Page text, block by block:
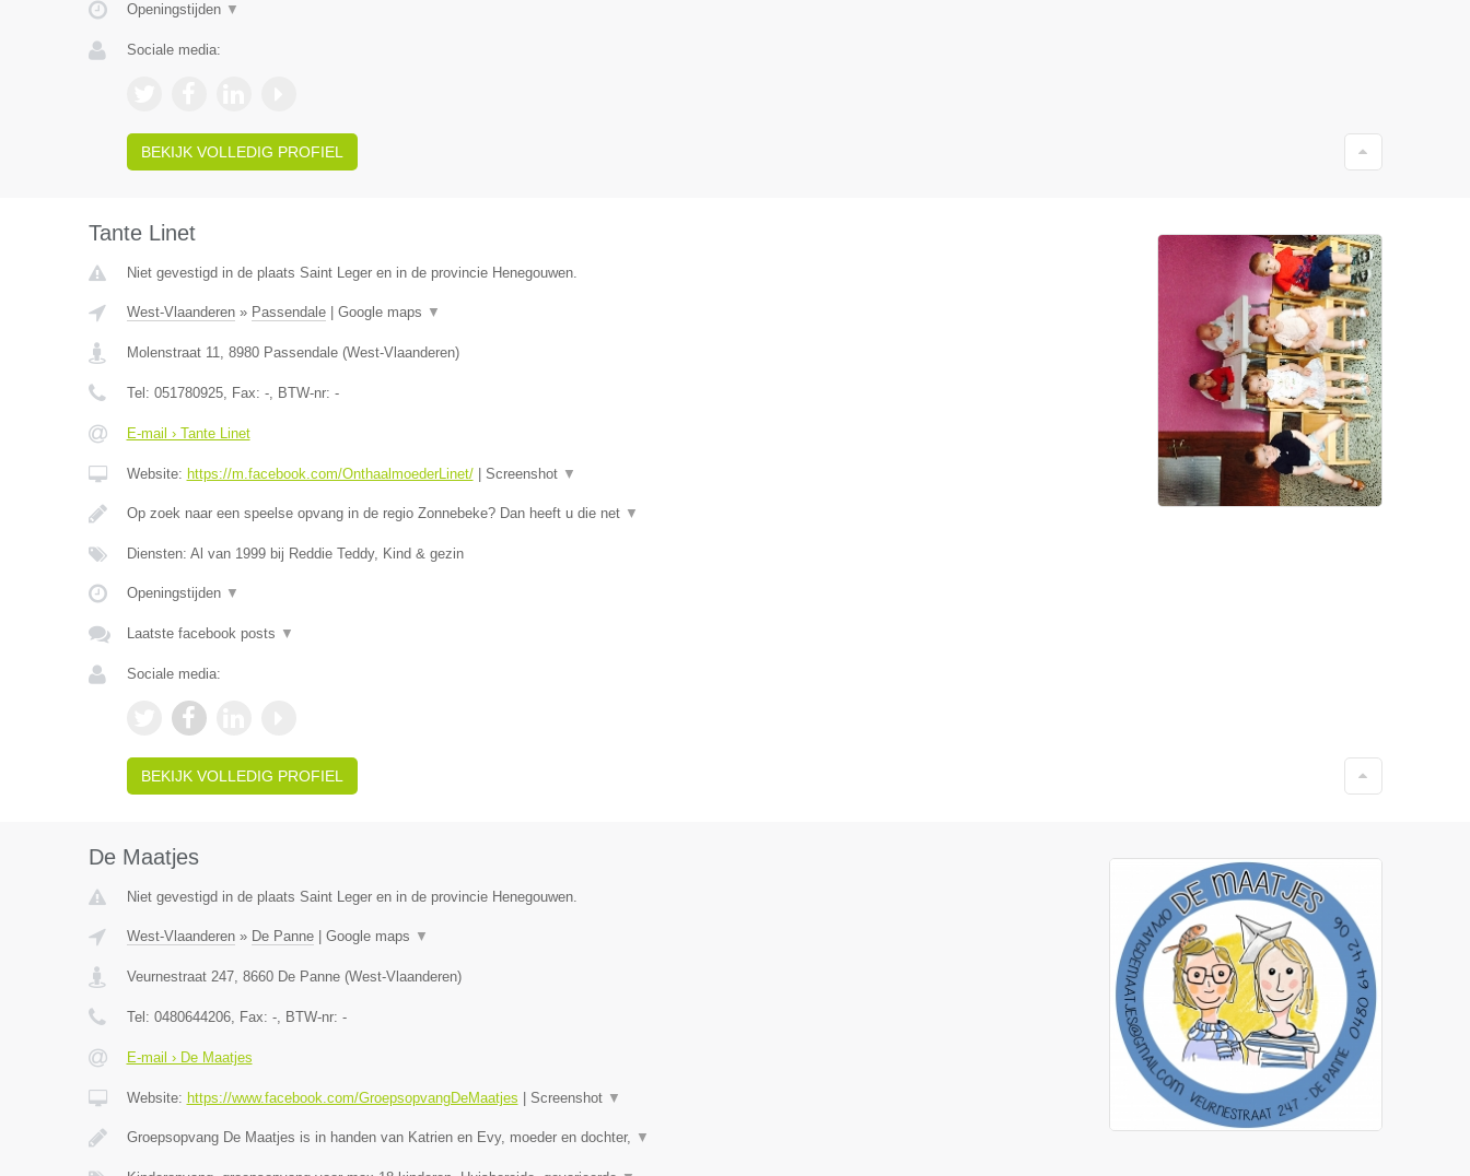
Openingstijden ▼
Sociale media:
BEKIJK VOLLEDIG PROFIEL
Tante Linet
Niet gevestigd in de plaats Saint Leger en in de provincie Henegouwen.
West-Vlaanderen» Passendale| Google maps ▼
Molenstraat 11, 8980 Passendale(West-Vlaanderen)
Tel: 051780925, Fax: -, BTW-nr: -
E-mail › Tante Linet
Website: https://m.facebook.com/OnthaalmoederLinet/| Screenshot ▼
Op zoek naar een speelse opvang in de regio Zonnebeke? Dan heeft u die net ▼
Diensten: Al van 1999 bij Reddie Teddy, Kind & gezin
Openingstijden ▼
Laatste facebook posts ▼
Sociale media:
BEKIJK VOLLEDIG PROFIEL
De Maatjes
Niet gevestigd in de plaats Saint Leger en in de provincie Henegouwen.
West-Vlaanderen» De Panne| Google maps ▼
Veurnestraat 247, 8660 De Panne(West-Vlaanderen)
Tel: 0480644206, Fax: -, BTW-nr: -
E-mail › De Maatjes
Website: https://www.facebook.com/GroepsopvangDeMaatjes Screenshot ▼
Groepsopvang De Maatjes is in handen van Katrien en Evy, moeder en dochter, ▼